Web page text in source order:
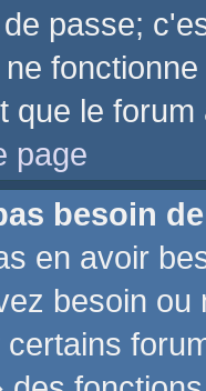
de passe;
que le
page
besoin
en avoir
besoin ou